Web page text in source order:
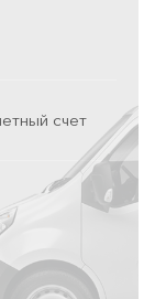
счет